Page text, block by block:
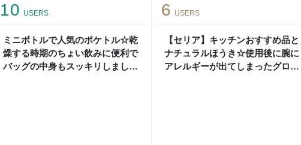
ミニボトルで人気のポケトル☆乾
燥する時期のちょい飲みに便利で
バッグの中身もスッキリしました
10 USERS
【セリア】キッチンおすすめ品と
ナチュラルほうき☆使用後に腕に
アレルギーが出てしまったグロー
6 USERS